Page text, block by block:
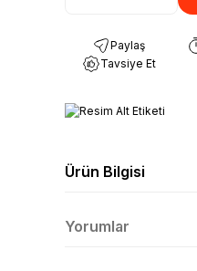
Paylaş
Tavsiye Et
Ürün Bilgisi
Yorumlar